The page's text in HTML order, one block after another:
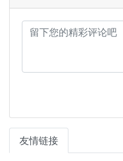
友情链接